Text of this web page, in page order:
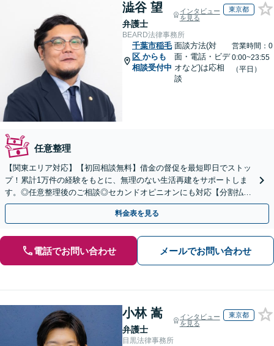
澁谷 望
弁護士
インタビュー
を見る
東京都
BEARD法律事務所
千葉市稲毛
区 からも
相談受付中
面談方法(対
面・電話・ビデ
オなど)は応相
談
営業時間：0
0:00~23:55
（平日）
任意整理
【関東エリア対応】【初回相談無料】借金の督促を最短即日でストッ
プ！累計1万件の経験をもとに、無理のない生活再建をサポートしま
す。◎任意整理後のご相談◎セカンドオピニオンにも対応【分割払い
可】【完全個室】
料金表を見る
電話でお問い合わせ メールでお問い合わせ
小林 嵩
弁護士
インタビュー
を見る
東京都
目黒法律事務所